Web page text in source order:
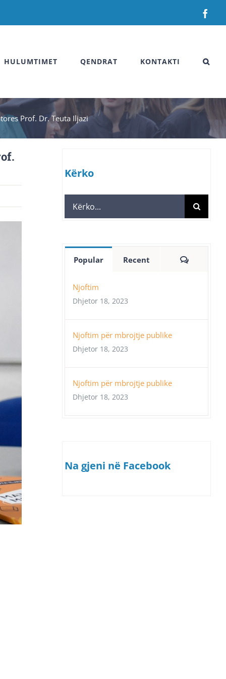
HULUMTIMET QENDRAT KONTAKTI
Prof. Dr. Teuta Iljazi
Kërko
Search
for:
Popular Recent
Njoftim
Dhjetor 18, 2023
Njoftim për mbrojtje publike
Dhjetor 18, 2023
Njoftim për mbrojtje publike
Dhjetor 18, 2023
Na gjeni në Facebook